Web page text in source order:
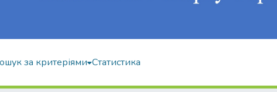
за критеріями Статистика